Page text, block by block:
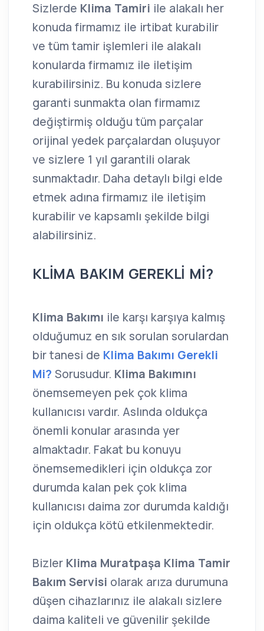
Sizlerde Klima Tamiri ile alakalı her
konuda firmamız ile irtibat kurabilir
ve tüm tamir işlemleri ile alakalı
konularda firmamız ile iletişim
kurabilirsiniz. Bu konuda sizlere
garanti sunmakta olan firmamız
değiştirmiş olduğu tüm parçalar
orijinal yedek parçalardan oluşuyor
ve sizlere 1 yıl garantili olarak
sunmaktadır. Daha detaylı bilgi elde
etmek adına firmamız ile iletişim
kurabilir ve kapsamlı şekilde bilgi
alabilirsiniz.
KLİMA BAKIM GEREKLİ Mİ?
Klima Bakımı ile karşı karşıya kalmış
olduğumuz en sık sorulan sorulardan
bir tanesi de Klima Bakımı Gerekli
Mi? Sorusudur. Klima Bakımını
önemsemeyen pek çok klima
kullanıcısı vardır. Aslında oldukça
önemli konular arasında yer
almaktadır. Fakat bu konuyu
önemsemedikleri için oldukça zor
durumda kalan pek çok klima
kullanıcısı daima zor durumda kaldığı
için oldukça kötü etkilenmektedir.
Bizler Klima Muratpaşa Klima Tamir
Bakım Servisi olarak arıza durumuna
düşen cihazlarınız ile alakalı sizlere
daima kaliteli ve güvenilir şekilde